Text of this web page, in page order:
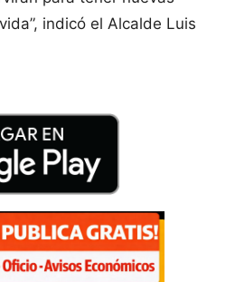
indicó el Alcalde Luis